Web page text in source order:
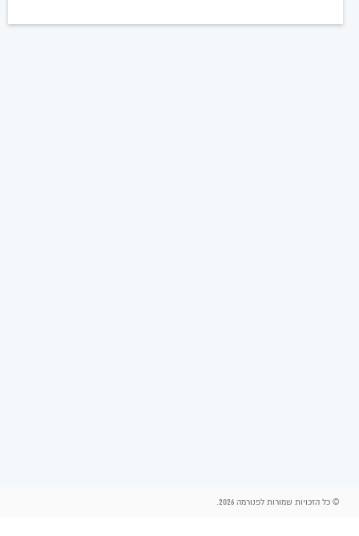
© כל הזכויות שמורות לפנורמה 2026.